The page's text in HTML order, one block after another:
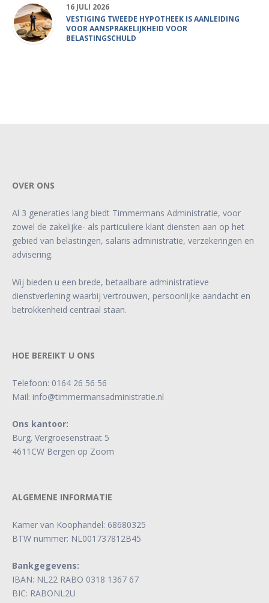
16 JULI 2026
VESTIGING TWEEDE HYPOTHEEK IS AANLEIDING
VOOR AANSPRAKELIJKHEID VOOR
BELASTINGSCHULD
OVER ONS
Al 3 generaties lang biedt Timmermans Administratie, voor
zowel de zakelijke- als particuliere klant diensten aan op het
gebied van belastingen, salaris administratie, verzekeringen en
advisering.
Wij bieden u een brede, betaalbare administratieve
dienstverlening waarbij vertrouwen, persoonlijke aandacht en
betrokkenheid centraal staan.
HOE BEREIKT U ONS
Telefoon: 0164 26 56 56
Mail: info@timmermansadministratie.nl
Ons kantoor:
Burg. Vergroesenstraat 5
4611CW Bergen op Zoom
ALGEMENE INFORMATIE
Kamer van Koophandel: 68680325
BTW nummer: NL001737812B45
Bankgegevens:
IBAN: NL22 RABO 0318 1367 67
BIC: RABONL2U